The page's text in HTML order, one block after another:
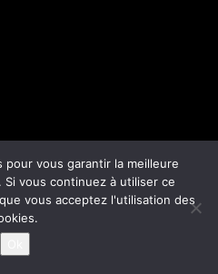
vous garantir la meilleure
vous continuez à utiliser ce
vous acceptez l'utilisation des